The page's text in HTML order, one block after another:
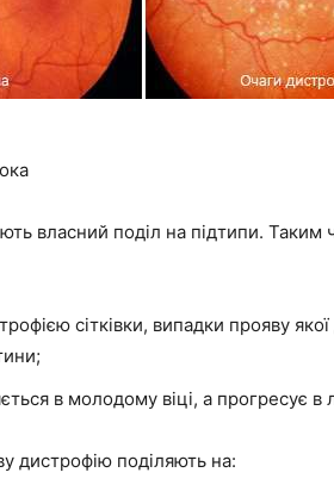
власний поділ на підтипи.
сітківки, випадки прояву
в молодому віці, а прогресує в
дистрофію поділяють на: